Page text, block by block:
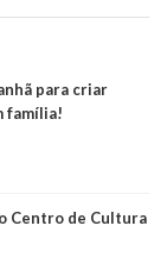
para criar
família!
Centro de Cultura